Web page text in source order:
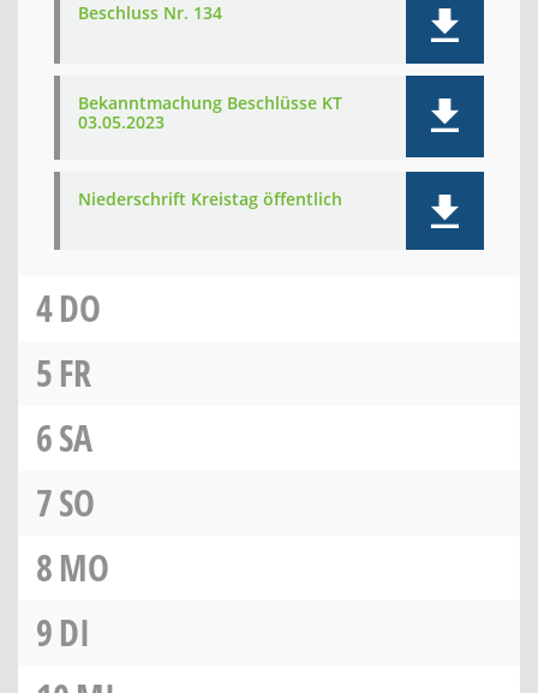
Beschluss Nr. 134
Bekanntmachung Beschlüsse KT
03.05.2023
Niederschrift Kreistag öffentlich
4DO
5FR
6SA
7SO
8MO
9DI